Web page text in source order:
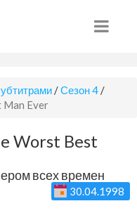
/Сезон 4 /
Man Ever
Worst Best
всех времен
30.04.1998